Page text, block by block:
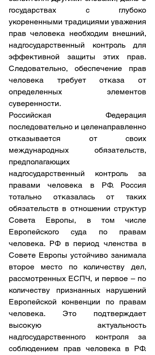
государствах с глубоко
укорененными традициями уважения
прав человека необходим внешний,
надгосударственный контроль для
эффективной защиты этих прав.
Следовательно, обеспечение прав
человека требует отказа от
определенных элементов
суверенности.
Российская Федерация
последовательно и целенаправленно
отказывается от своих
международных обязательств,
предполагающих
надгосударственный контроль за
правами человека в РФ. Россия
тотально отказалась от таких
обязательств в отношении структур
Совета Европы, в том числе
Европейского суда по правам
человека. РФ в период членства в
Совете Европы устойчиво занимала
второе место по количеству дел,
рассмотренных ЕСПЧ, и первое – по
количеству признанных нарушений
Европейской конвенции по правам
человека. Это подтверждает
высокую актуальность
надгосударственного контроля за
соблюдением прав человека в РФ.